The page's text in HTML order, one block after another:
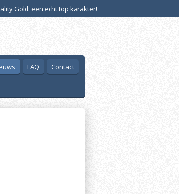
Gold: een echt top karakter!
FAQ Contact